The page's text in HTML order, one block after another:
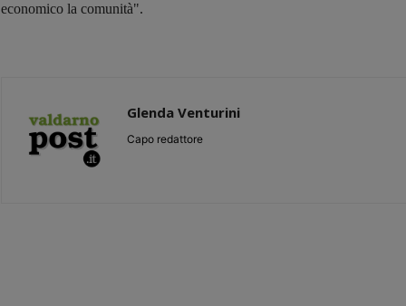
economico la comunità".
Glenda Venturini
Capo redattore